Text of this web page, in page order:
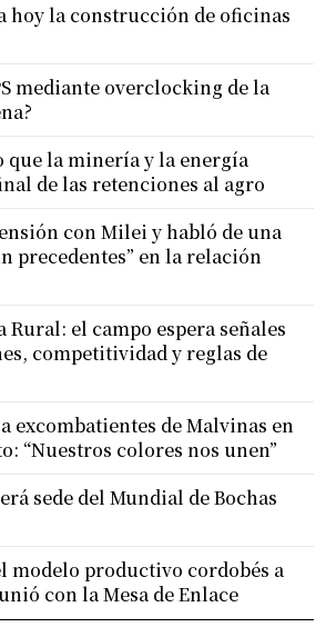
hoy la construcción de oficinas
mediante overclocking de la
que la minería y la energía
de las retenciones al agro
con Milei y habló de una
precedentes” en la relación
el campo espera señales
competitividad y reglas de
excombatientes de Malvinas en
“Nuestros colores nos unen”
sede del Mundial de Bochas
modelo productivo cordobés a
con la Mesa de Enlace